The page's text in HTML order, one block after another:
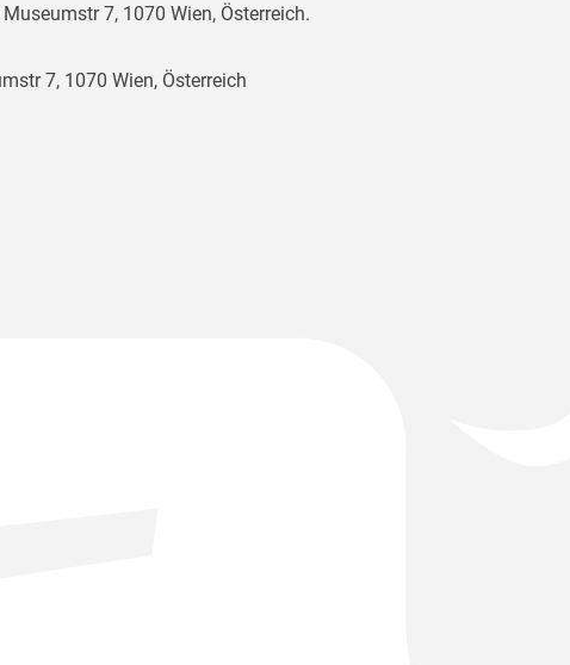
7, 1070 Wien, Österreich.
7, 1070 Wien, Österreich